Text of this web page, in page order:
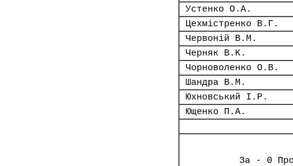
Устенко О.А.
Цехмістренко В.Г.
Червоній В.М.
Черняк В.К.
Чорноволенко О.В.
Шандра В.М.
Юхновський І.Р.
Ющенко П.А.
За - 0